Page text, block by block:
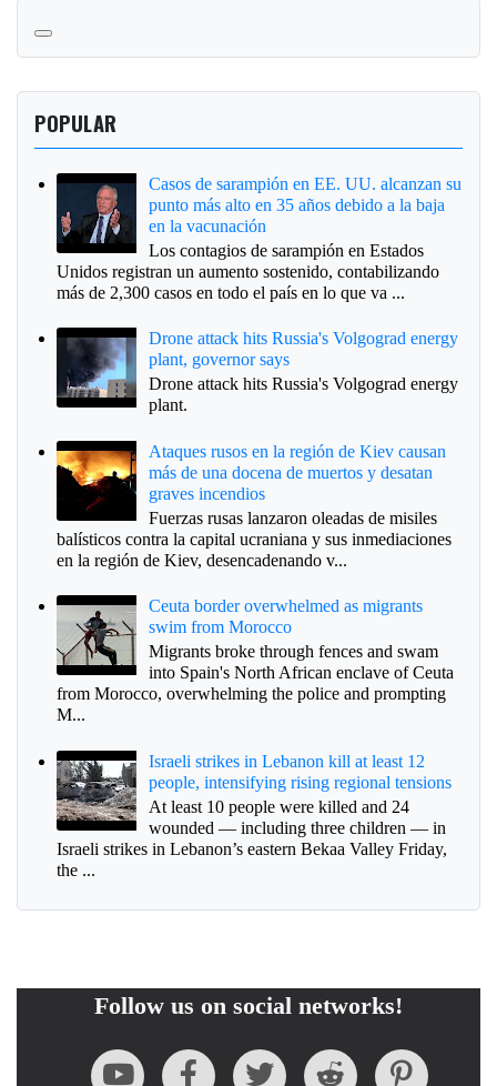
POPULAR
Casos de sarampión en EE. UU. alcanzan su
punto más alto en 35 años debido a la baja
en la vacunación
Los contagios de sarampión en Estados
Unidos registran un aumento sostenido, contabilizando
más de 2,300 casos en todo el país en lo que va ...
Drone attack hits Russia's Volgograd energy
plant, governor says
Drone attack hits Russia's Volgograd energy
plant.
Ataques rusos en la región de Kiev causan
más de una docena de muertos y desatan
graves incendios
Fuerzas rusas lanzaron oleadas de misiles
balísticos contra la capital ucraniana y sus inmediaciones
en la región de Kiev, desencadenando v...
Ceuta border overwhelmed as migrants
swim from Morocco
Migrants broke through fences and swam
into Spain's North African enclave of Ceuta
from Morocco, overwhelming the police and prompting
M...
Israeli strikes in Lebanon kill at least 12
people, intensifying rising regional tensions
At least 10 people were killed and 24
wounded — including three children — in
Israeli strikes in Lebanon’s eastern Bekaa Valley Friday,
the ...
Follow us on social networks!